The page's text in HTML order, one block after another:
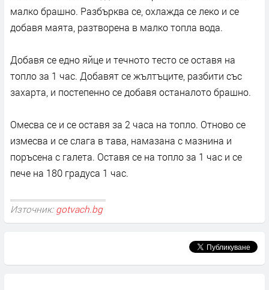
малко брашно. Разбърква се, охлажда се леко и се
добавя маята, разтворена в малко топла вода.
Добавя се едно яйце и течното тесто се оставя на
топло за 1 час. Добавят се жълтъците, разбити със
захарта, и постепенно се добавя останалото брашно.
Омесва се и се оставя за 2 часа на топло. Отново се
измесва и се слага в тава, намазана с мазнина и
поръсена с галета. Оставя се на топло за 1 час и се
пече на 180 градуса 1 час.
Източник: gotvach.bg